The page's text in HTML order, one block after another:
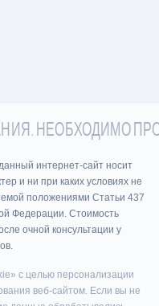
НЕОБХОДИМО
интернет-сайт носит
и ни при каких условиях не
положениями Статьи 437
Федерации. Стоимость
очной консультации у
с целью персонализации
веб-сайтом. Если вы не